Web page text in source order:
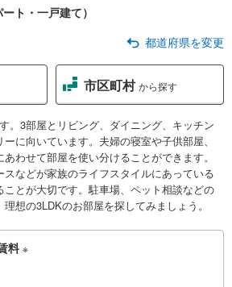
ト・一戸建て）
都道府県を変更
市区町村から探す
。3部屋とリビング、ダイニング、キッチン
に向いています。夫婦の寝室や子供部屋、
わせて部屋を使い分けることができます。
などが家族のライフスタイルにあっている
とが大切です。駐車場、ペット相談などの
想の3LDKのお部屋を探してみましょう。
料 ※